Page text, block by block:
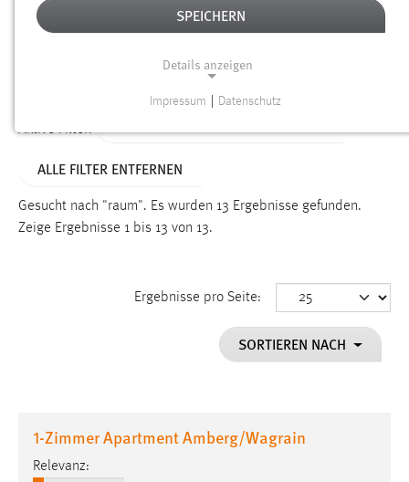
Alter
Aktive Filter:
ALLE FILTER ENTFERNEN
Gesucht nach "raum". Es wurden 13 Ergebnisse gefunden.
Zeige Ergebnisse 1 bis 13 von 13.
Ergebnisse pro Seite:
SORTIEREN NACH
1-Zimmer Apartment Amberg/Wagrain
Relevanz:
SPEICHERN
Details anzeigen
Funktionen und sind für die einwandfreie Funktion der
Einverständnis
cookie_consent
Dieser Cookie speichert die ausgewählten Einverständnis-
Performance
Impressum Datenschutz